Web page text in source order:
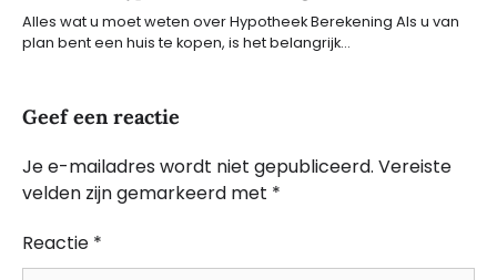
Alles wat u moet weten over Hypotheek Berekening Als u van
plan bent een huis te kopen, is het belangrijk…
Geef een reactie
Je e-mailadres wordt niet gepubliceerd. Vereiste
velden zijn gemarkeerd met *
Reactie *